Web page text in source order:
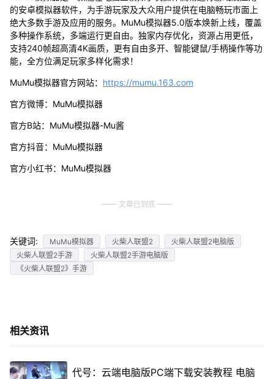
的安卓模拟器软件，为手游玩家及大众用户提供在电脑畅玩市面上
绝大多数手游及应用的服务。MuMu模拟器5.0版本焕新上线，覆盖
多种操作系统，多端运行更自由。独家内存优化，资源占用更低，
支持240帧超高清4K画质，更有自由多开、智能键鼠/手柄操作等功
能，全方位满足玩家多样化需求！
MuMu模拟器官方网站： https://mumu.163.com
官方微博：MuMu模拟器
官方B站：MuMu模拟器-Mu酱
官方抖音：MuMu模拟器
官方小红书：MuMu模拟器
文章已到底
关键词: MuMu模拟器 火柴人联盟2
火柴人联盟2电脑版
火柴人联盟2手游
火柴人联盟2手游电脑版
《火柴人联盟2》手游
相关资讯
代号：云端电脑版PC端下载安装教程 电脑